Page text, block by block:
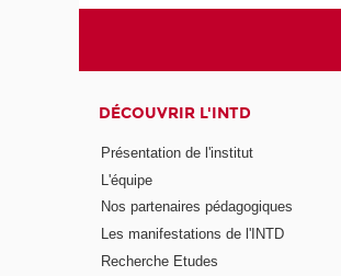
DÉCOUVRIR L'INTD
Présentation de l'institut
L'équipe
Nos partenaires pédagogiques
Les manifestations de l'INTD
Recherche Etudes